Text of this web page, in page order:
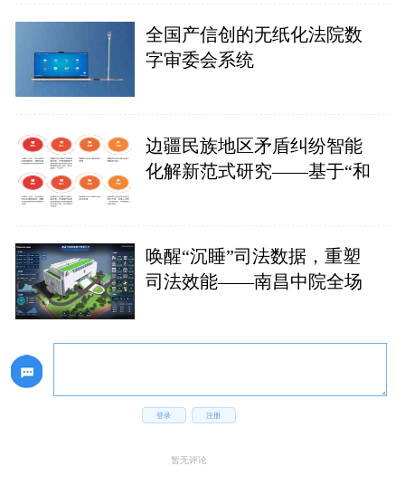
全国产信创的无纸化法院数
字审委会系统
边疆民族地区矛盾纠纷智能
化解新范式研究——基于“和
唤醒“沉睡”司法数据，重塑
司法效能——南昌中院全场
登录 注册
暂无评论